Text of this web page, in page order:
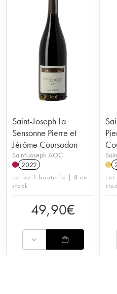
Saint-Joseph La
Sensonne Pierre et
Jérôme Coursodon
Saint-Joseph AOC
2022
Lot de 1 bouteille | 8 en
stock
49,90€